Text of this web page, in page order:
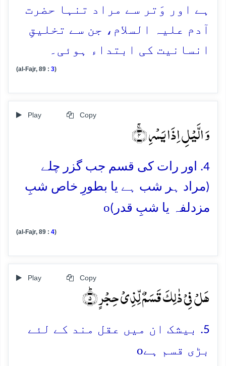
ہے اور وَتر سے مراد تنہا حضرت
آدم علیہ السلام، جن سے تخلیقِ
انسانیت کی ابتداء ہوئی۔
(al-Fajr, 89 : 3)
Play Copy
وَ الَّیۡلِ اِذَا یَسۡرِ ۚ﴿۴﴾
4. اور رات کی قسم جب گزر چلے
(مراد ہر شب ہے یا بطورِ خاص شبِ
مزدلفہ یا شبِ قدر)o
(al-Fajr, 89 : 4)
Play Copy
ہَلۡ فِیۡ ذٰلِکَ قَسَمٌ لِّذِیۡ حِجۡرٍ ؕ﴿۵﴾
5. بیشک ان میں عقل مند کے لئے
بڑی قسم ہےo